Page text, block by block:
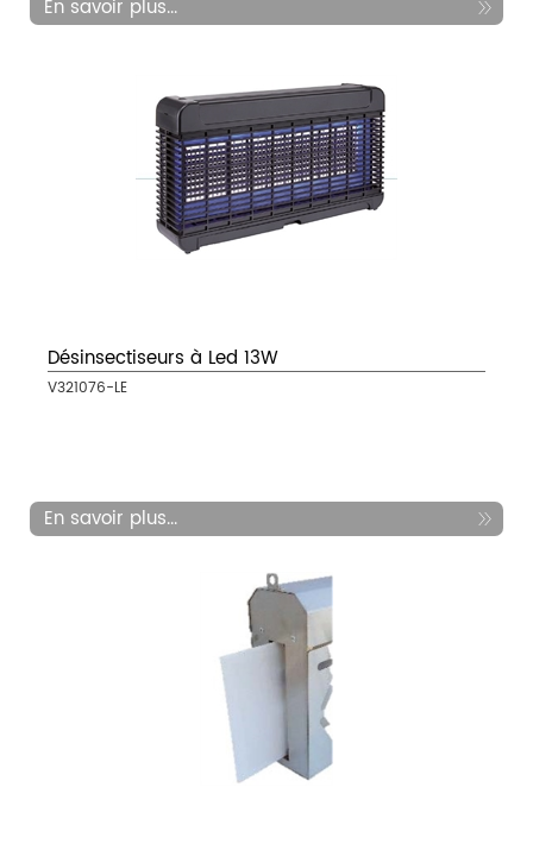
En savoir plus...
Désinsectiseurs à Led 13W
V321076-LE
En savoir plus...